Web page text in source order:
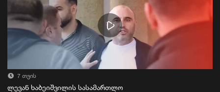
7 თვის
ლევან ხაბეიშვილის სასამართლო